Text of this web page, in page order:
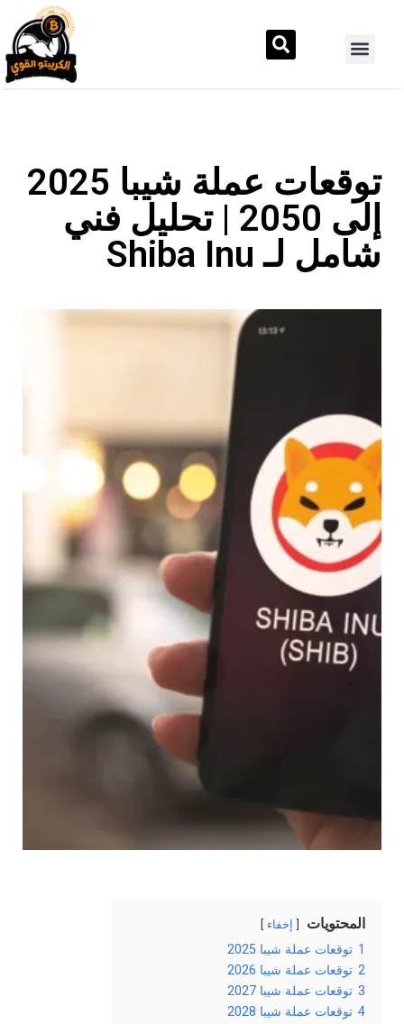
توقعات عملة شيبا 2025
إلى 2050 | تحليل فني
شامل لـ Shiba Inu
المحتويات إخفاء
1 توقعات عملة شيبا 2025
2 توقعات عملة شيبا 2026
3 توقعات عملة شيبا 2027
4 توقعات عملة شيبا 2028